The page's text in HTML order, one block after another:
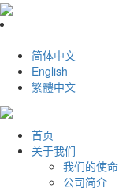
简体中文
English
繁體中文
首页
关于我们
我们的使命
公司简介